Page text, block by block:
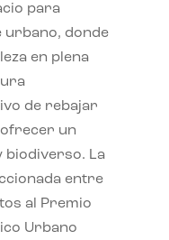
para
urbano, donde
en plena
de rebajar
un
biodiverso. La
entre
al Premio
Urbano